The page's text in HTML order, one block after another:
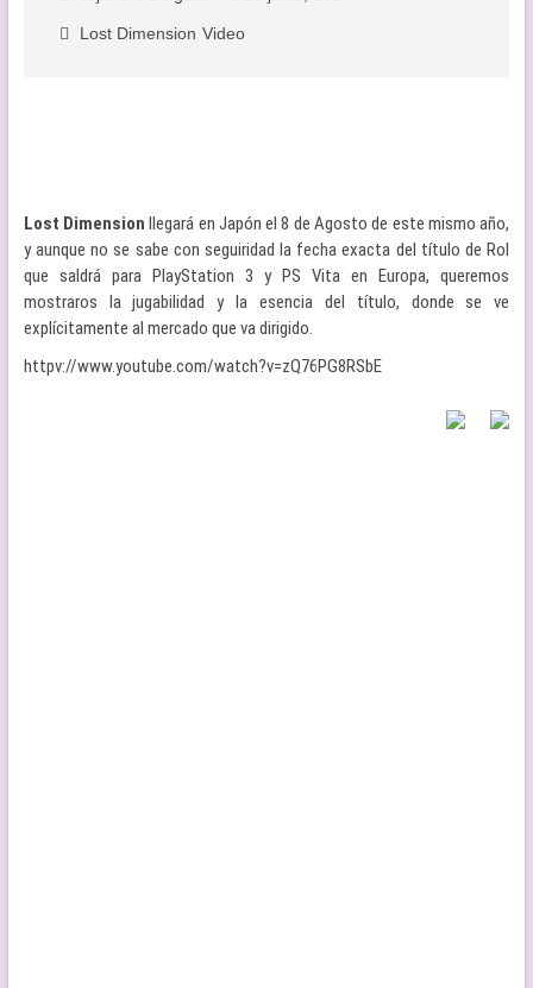
Lost Dimension Video
Lost Dimension llegará en Japón el 8 de Agosto de este mismo año,
y aunque no se sabe con seguiridad la fecha exacta del título de Rol
que saldrá para PlayStation 3 y PS Vita en Europa, queremos
mostraros la jugabilidad y la esencia del título, donde se ve
explícitamente al mercado que va dirigido.
httpv://www.youtube.com/watch?v=zQ76PG8RSbE